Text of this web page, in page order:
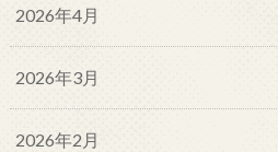
2026年4月
2026年3月
2026年2月